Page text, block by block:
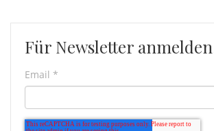
Für Newsletter
Email *